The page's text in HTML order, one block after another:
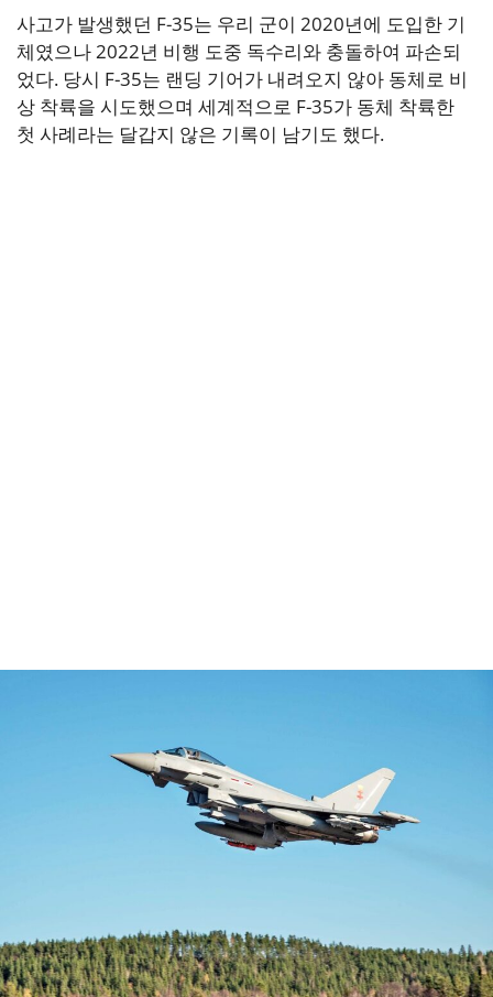
사고가 발생했던 F-35는 우리 군이 2020년에 도입한 기
체였으나 2022년 비행 도중 독수리와 충돌하여 파손되
었다. 당시 F-35는 랜딩 기어가 내려오지 않아 동체로 비
상 착륙을 시도했으며 세계적으로 F-35가 동체 착륙한
첫 사례라는 달갑지 않은 기록이 남기도 했다.